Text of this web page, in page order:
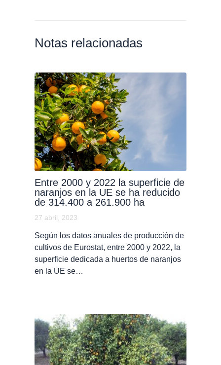
Notas relacionadas
Entre 2000 y 2022 la superficie de
naranjos en la UE se ha reducido
de 314.400 a 261.900 ha
27 abril, 2023
Según los datos anuales de producción de
cultivos de Eurostat, entre 2000 y 2022, la
superficie dedicada a huertos de naranjos
en la UE se…